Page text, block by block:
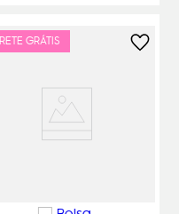
GRÁTIS